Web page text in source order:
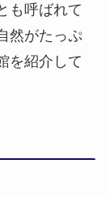
も呼ばれて
然がたっぷ
を紹介して